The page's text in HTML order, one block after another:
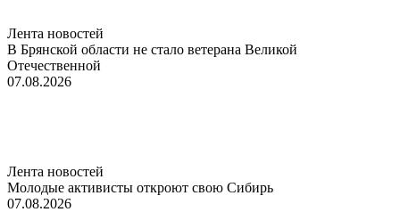
Лента новостей
В Брянской области не стало ветерана Великой
Отечественной
07.08.2026
Лента новостей
Молодые активисты откроют свою Сибирь
07.08.2026